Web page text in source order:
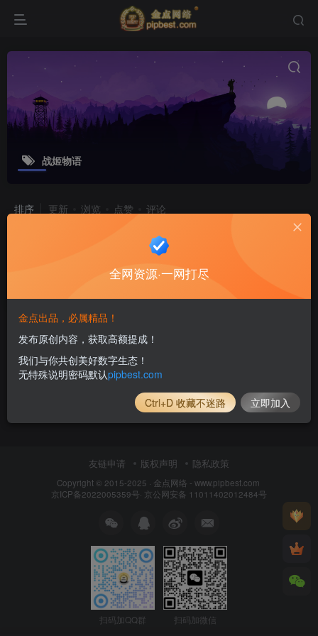
战姬物语
排序 更新 浏览 点赞 评论
三网H5卡牌游戏【战姬物语H5】最新
整理一键既玩服务端+Linux手工服务
端+GM运营后台+GM授权后台
游戏源码
友链申请 版权声明 隐私政策
Copyright © 2015-2025 · 金点网络 - www.pipbest.com
京ICP备2022005359号· 京公网安备 11011402012484号
扫码加QQ群 扫码加微信
全网资源·一网打尽
金点出品，必属精品！
发布原创内容，获取高额提成！
我们与你共创美好数字生态！
无特殊说明密码默认pipbest.com
Ctrl+D 收藏不迷路 立即加入